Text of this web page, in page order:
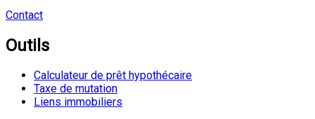
Contact
Outils
Calculateur de prêt hypothécaire
Taxe de mutation
Liens immobiliers